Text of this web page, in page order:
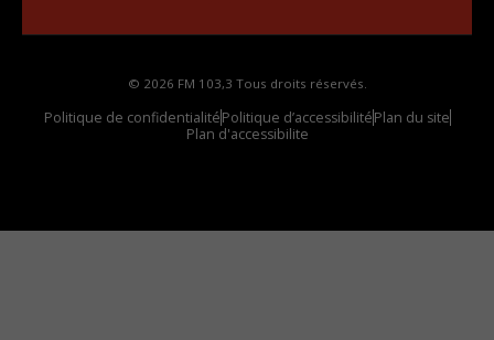
© 2026 FM 103,3 Tous droits réservés.
Politique de confidentialitéPolitique d’accessibilitéPlan du site
Plan d'accessibilite